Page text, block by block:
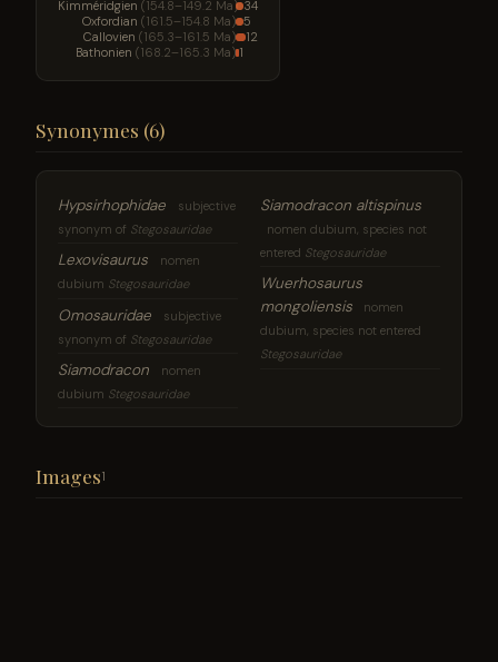
Kimméridgien (154.8–149.2 Ma) 34
Oxfordian (161.5–154.8 Ma) 5
Callovien (165.3–161.5 Ma)
12
Bathonien (168.2–165.3 Ma) 1
Synonymes (6)
Hypsirhophidae
subjective
synonym of Stegosauridae
Lexovisaurus
nomen
dubium Stegosauridae
Omosauridae
subjective
synonym of Stegosauridae
Siamodracon
nomen
dubium Stegosauridae
Siamodracon altispinus
nomen dubium, species not
entered Stegosauridae
Wuerhosaurus
mongoliensis
nomen
dubium, species not entered
Stegosauridae
Images1